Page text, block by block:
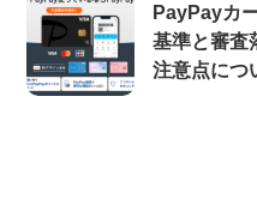
PayPayカ
基準と審査
注意点につ